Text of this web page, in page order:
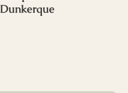
Dunkerque